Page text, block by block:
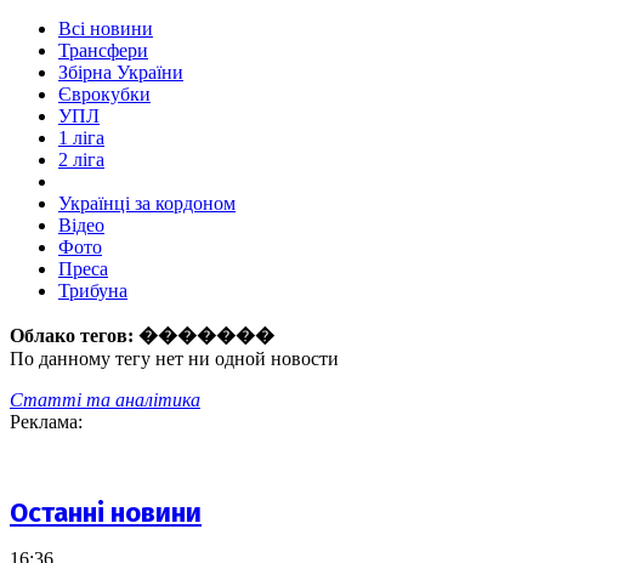
Всі новини
Трансфери
Збірна України
Єврокубки
УПЛ
1 ліга
2 ліга
Українці за кордоном
Відео
Фото
Преса
Трибуна
Облако тегов: �������
По данному тегу нет ни одной новости
Статті та аналітика
Реклама:
Останні новини
16:36